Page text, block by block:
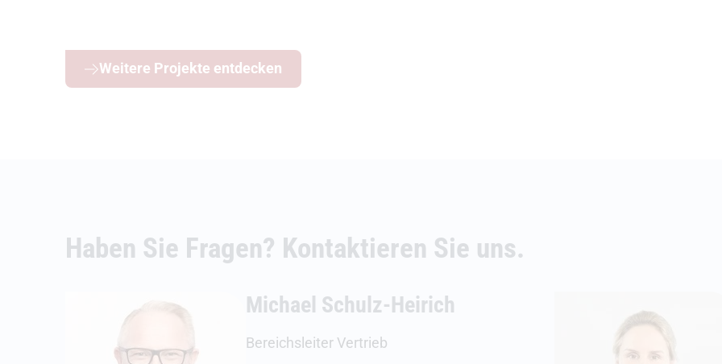
Weitere Projekte entdecken
Haben Sie Fragen? Kontaktieren Sie uns.
Michael Schulz-Heirich
Bereichsleiter Vertrieb